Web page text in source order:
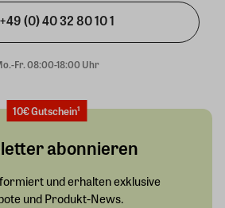
+49 (0) 40 32 80 10 1
Fr. 08:00-18:00 Uhr
10€ Gutschein¹
abonnieren
und erhalten exklusive
und Produkt-News.